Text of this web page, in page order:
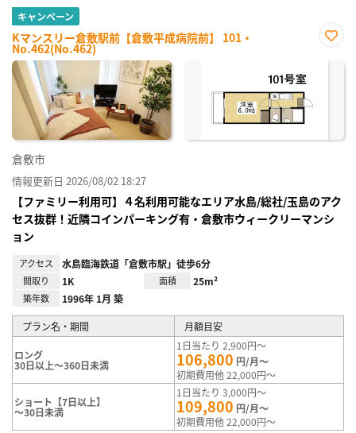
キャンペーン
Kマンスリー倉敷駅前【倉敷平成病院前】 101・
No.462(No.462)
に入
倉敷市
情報更新日 2026/08/02 18:27
【ファミリー利用可】４名利用可能なエリア水島/総社/玉島のアク
セス抜群！近隣コインパーキング有・倉敷市ウィークリーマンシ
ョン
アクセス 水島臨海鉄道「倉敷市駅」徒歩6分
間取り 1K 面積 25m²
築年数 1996年 1月 築
プラン名・期間 月額目安
ロング
30日以上～360日未満
1日当たり 2,900円～
106,800 円/月～
初期費用他 22,000円～
ショート【7日以上】
～30日未満
1日当たり 3,000円～
109,800 円/月～
初期費用他 22,000円～